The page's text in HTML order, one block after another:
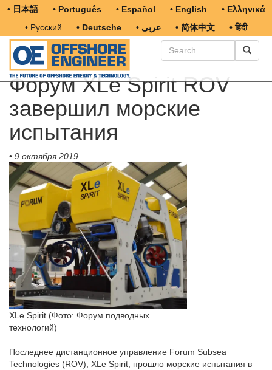
• 日本語 • Português • Español • English
• Ελληνικά
• Русский
• Deutsche • عربى • 简体中文 • हिंदी
Форум XLe Spirit ROV
завершил морские
испытания
• 9 октября 2019
XLe Spirit (Фото: Форум подводных
технологий)
Последнее дистанционное управление Forum Subsea
Technologies (ROV), XLe Spirit, прошло морские испытания в